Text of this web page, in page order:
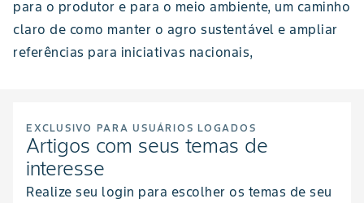
para o produtor e para o meio ambiente, um caminho
claro de como manter o agro sustentável e ampliar
referências para iniciativas nacionais,
EXCLUSIVO PARA USUÁRIOS LOGADOS
Artigos com seus temas de
interesse
Realize seu login para escolher os temas de seu